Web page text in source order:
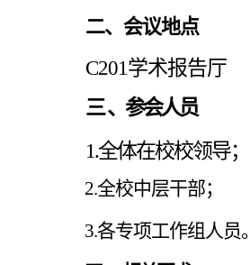
二、会议地点
C201学术报告厅
三、参会人员
1.全体在校校领导；
2.全校中层干部；
3.各专项工作组人员。